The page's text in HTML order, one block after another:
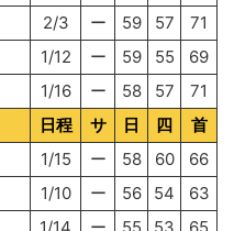
2/3 ー 59 57
71
1/12 ー 59 55
69
1/16 ー 58 57
71
日程 サ 日 四
首
1/15 ー 58 60
66
1/10 ー 56 54
63
1/14 ー 55 53 65